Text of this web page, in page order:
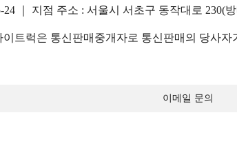
｜ 지점 주소 : 서울시 서초구 동작대로 230(
트럭은 통신판매중개자로 통신판매의 당사
이메일 문의